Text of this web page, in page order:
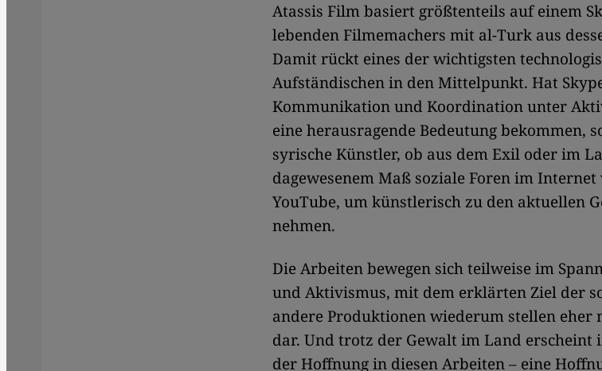
Atassis Film basiert größtenteils auf einem
lebenden Filmemachers mit al-Turk aus
Damit rückt eines der wichtigsten
Aufständischen in den Mittelpunkt. Hat
Kommunikation und Koordination unter
eine herausragende Bedeutung bekommen,
syrische Künstler, ob aus dem Exil oder im
dagewesenem Maß soziale Foren im Internet
YouTube, um künstlerisch zu den aktuellen
nehmen.
Die Arbeiten bewegen sich teilweise im
und Aktivismus, mit dem erklärten Ziel der
andere Produktionen wiederum stellen eher
dar. Und trotz der Gewalt im Land erscheint
der Hoffnung in diesen Arbeiten – eine